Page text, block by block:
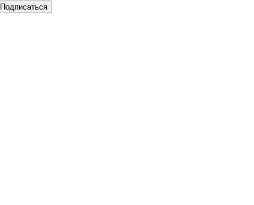
Подписаться